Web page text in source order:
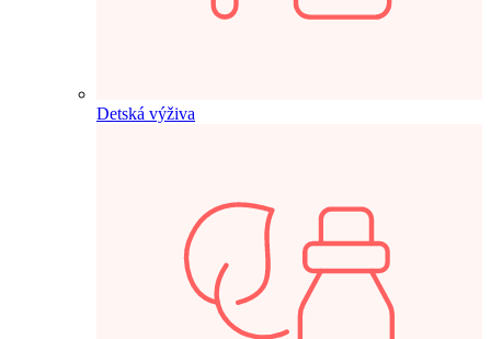
Detská výživa